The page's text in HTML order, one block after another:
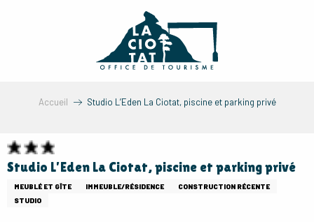
Accueil Studio L’Eden La Ciotat, piscine et parking privé
Studio L’Eden La Ciotat, piscine et parking privé
MEUBLÉ ET GÎTE IMMEUBLE/RÉSIDENCE
CONSTRUCTION RÉCENTE
STUDIO